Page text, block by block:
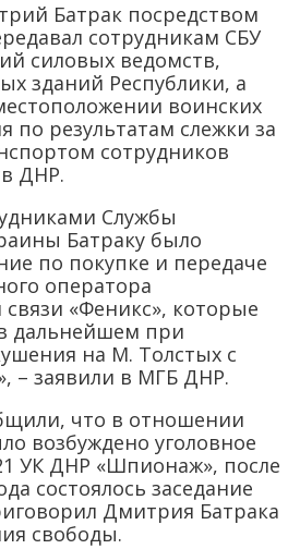
Батрак посредством
сотрудникам СБУ
силовых ведомств,
зданий Республики, а
воинских
по результатам слежки за
сотрудников
ДНР.
Службы
Батраку было
по покупке и передаче
оператора
связи «Феникс», которые
дальнейшем при
на М. Толстых с
– заявили в МГБ ДНР.
что в отношении
возбуждено уголовное
УК ДНР «Шпионаж», после
состоялось заседание
Дмитрия Батрака
свободы.